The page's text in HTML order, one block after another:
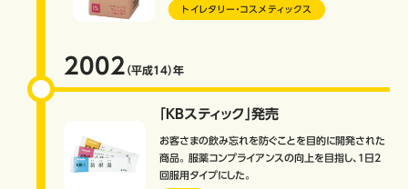
トイレタリー・コスメティックス
2002 （平成14）年
「KBスティック」発売
お客さまの飲み忘れを防ぐことを目的に開発された
商品。 服薬コンプライアンスの向上を目指し、1日2
回服用タイプにした。